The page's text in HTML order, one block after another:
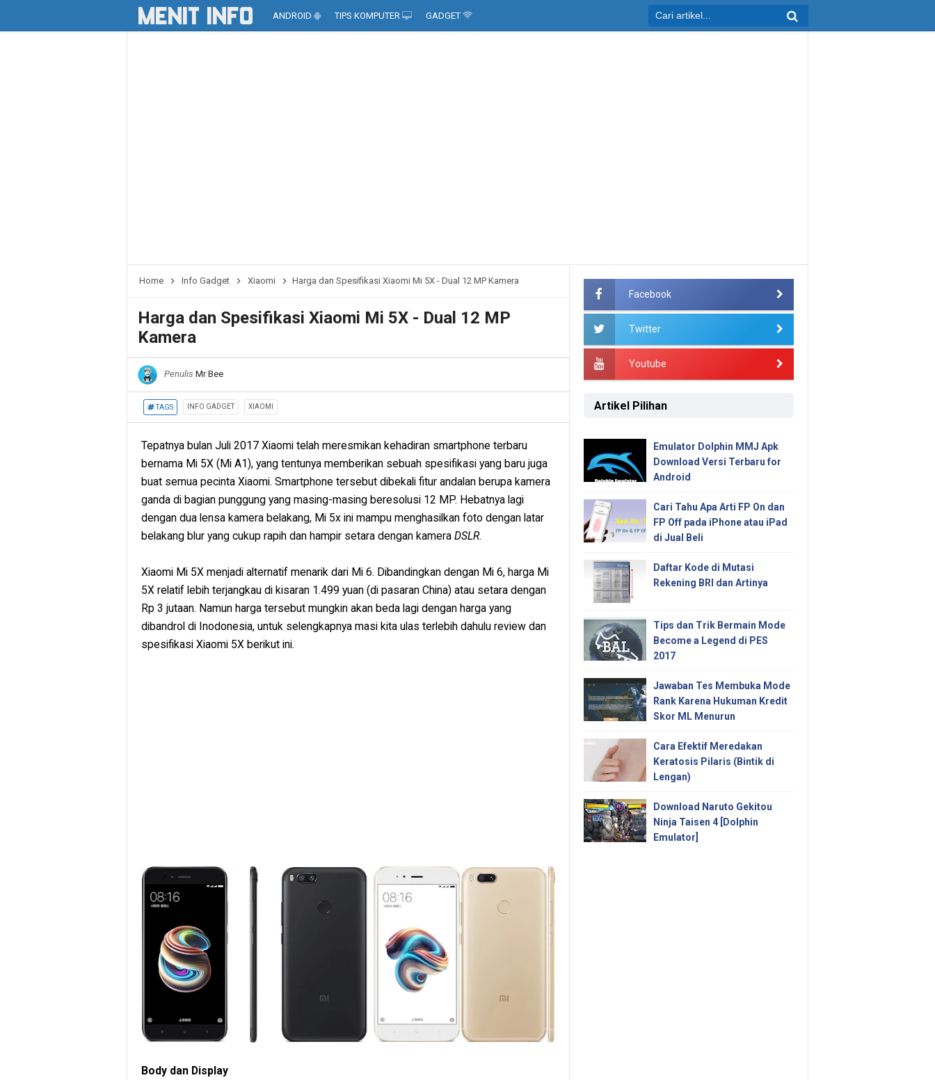
ANDROID TIPS KOMPUTER GADGET
Home Info Gadget Xiaomi Harga dan Spesifikasi Xiaomi Mi 5X - Dual 12 MP Kamera
Harga dan Spesifikasi Xiaomi Mi 5X - Dual 12 MP
Kamera
Penulis Mr Bee
TAGS INFO GADGET XIAOMI
Tepatnya bulan Juli 2017 Xiaomi telah meresmikan kehadiran smartphone terbaru
bernama Mi 5X (Mi A1), yang tentunya memberikan sebuah spesifikasi yang baru juga
buat semua pecinta Xiaomi. Smartphone tersebut dibekali fitur andalan berupa kamera
ganda di bagian punggung yang masing-masing beresolusi 12 MP. Hebatnya lagi
dengan dua lensa kamera belakang, Mi 5x ini mampu menghasilkan foto dengan latar
belakang blur yang cukup rapih dan hampir setara dengan kamera DSLR.
Xiaomi Mi 5X menjadi alternatif menarik dari Mi 6. Dibandingkan dengan Mi 6, harga Mi
5X relatif lebih terjangkau di kisaran 1.499 yuan (di pasaran China) atau setara dengan
Rp 3 jutaan. Namun harga tersebut mungkin akan beda lagi dengan harga yang
dibandrol di Inodonesia, untuk selengkapnya masi kita ulas terlebih dahulu review dan
spesifikasi Xiaomi 5X berikut ini.
Body dan Display
Facebook
Twitter
Youtube
Artikel Pilihan
Emulator Dolphin MMJ Apk
Download Versi Terbaru for
Android
Cari Tahu Apa Arti FP On dan
FP Off pada iPhone atau iPad
di Jual Beli
Daftar Kode di Mutasi
Rekening BRI dan Artinya
Tips dan Trik Bermain Mode
Become a Legend di PES
2017
Jawaban Tes Membuka Mode
Rank Karena Hukuman Kredit
Skor ML Menurun
Cara Efektif Meredakan
Keratosis Pilaris (Bintik di
Lengan)
Download Naruto Gekitou
Ninja Taisen 4 [Dolphin
Emulator]